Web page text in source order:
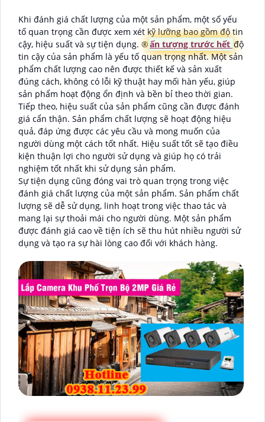
Khi đánh giá chất lượng của một sản phẩm, một số yếu
tố quan trọng cần được xem xét kỹ lưỡng bao gồm độ tin
cậy, hiệu suất và sự tiện dụng. ®️ấn tượng trước hết độ
tin cậy của sản phẩm là yếu tố quan trọng nhất. Một sản
phẩm chất lượng cao nên được thiết kế và sản xuất
đúng cách, không có lỗi kỹ thuật hay mối hàn yếu, giúp
sản phẩm hoạt động ổn định và bền bỉ theo thời gian.
Tiếp theo, hiệu suất của sản phẩm cũng cần được đánh
giá cẩn thận. Sản phẩm chất lượng sẽ hoạt động hiệu
quả, đáp ứng được các yêu cầu và mong muốn của
người dùng một cách tốt nhất. Hiệu suất tốt sẽ tạo điều
kiện thuận lợi cho người sử dụng và giúp họ có trải
nghiệm tốt nhất khi sử dụng sản phẩm.
Sự tiện dụng cũng đóng vai trò quan trọng trong việc
đánh giá chất lượng của một sản phẩm. Sản phẩm chất
lượng sẽ dễ sử dụng, linh hoạt trong việc thao tác và
mang lại sự thoải mái cho người dùng. Một sản phẩm
được đánh giá cao về tiện ích sẽ thu hút nhiều người sử
dụng và tạo ra sự hài lòng cao đối với khách hàng.